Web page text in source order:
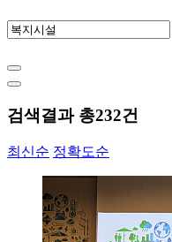
검색결과 총232건
최신순 정확도순